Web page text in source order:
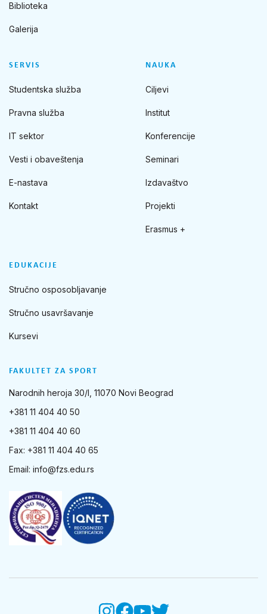
FAKULTET ZA SPORT
Narodnih heroja 30/I, 11070 Novi Beograd
+381 11 404 40 50
+381 11 404 40 60
Fax: +381 11 404 40 65
Email: info@fzs.edu.rs
Biblioteka
Galerija
SERVIS
Studentska služba
Pravna služba
IT sektor
Vesti i obaveštenja
E-nastava
Kontakt
NAUKA
Ciljevi
Institut
Konferencije
Seminari
Izdavaštvo
Projekti
Erasmus +
EDUKACIJE
Stručno osposobljavanje
Stručno usavršavanje
Kursevi